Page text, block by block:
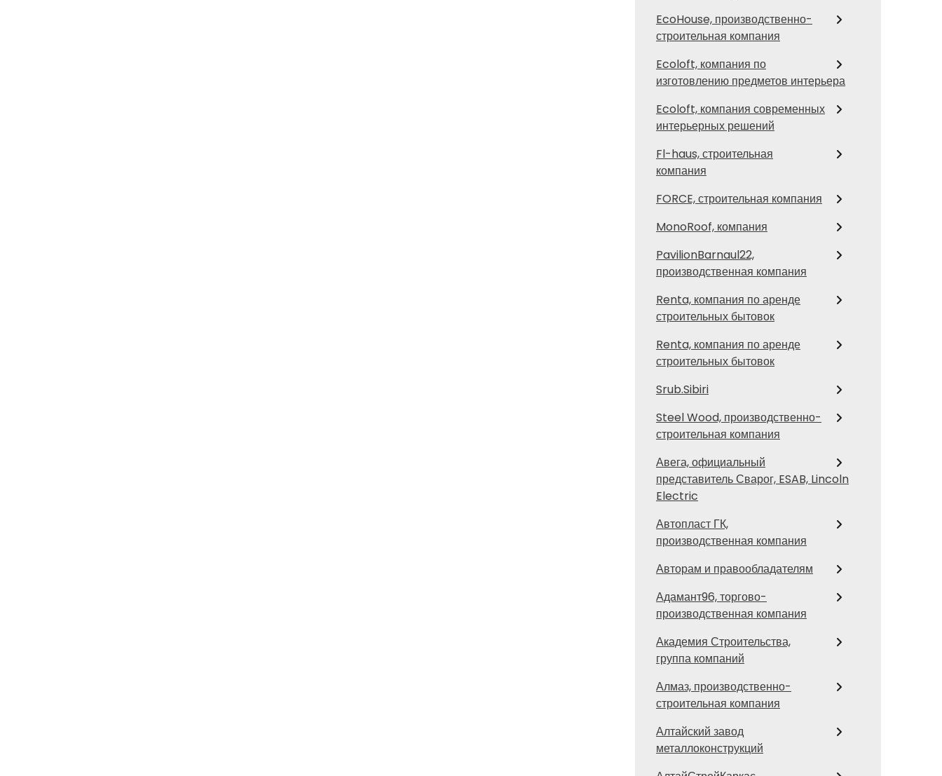
EcoHouse, производственно-
строительная компания
Ecoloft, компания по
изготовлению предметов интерьера
Ecoloft, компания современных
интерьерных решений
Fl-haus, строительная
компания
FORCE, строительная компания
MonoRoof, компания
PavilionBarnaul22,
производственная компания
Renta, компания по аренде
строительных бытовок
Renta, компания по аренде
строительных бытовок
Srub.Sibiri
Steel Wood, производственно-
строительная компания
Авега, официальный
представитель Сварог, ESAB, Lincoln
Electric
Автопласт ГК,
производственная компания
Авторам и правообладателям
Адамант96, торгово-
производственная компания
Академия Строительства,
группа компаний
Алмаз, производственно-
строительная компания
Алтайский завод
металлоконструкций